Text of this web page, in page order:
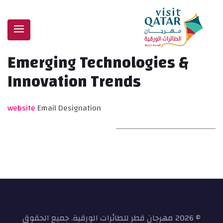
Emerging Technologies &
Innovation Trends
Designation
Email
website
© 2026 مهرجان قطر للطائرات الورقية. جميع الحقوق